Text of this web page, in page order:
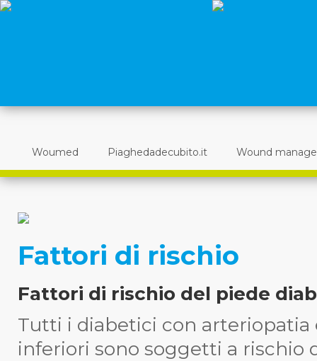
Woumed Piaghedadecubito.it Wound
Fattori di rischio
Fattori di rischio del piede
Tutti i diabetici con
inferiori sono soggetti a rischio